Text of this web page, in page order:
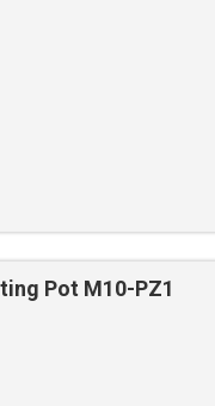
Pot M10-PZ1